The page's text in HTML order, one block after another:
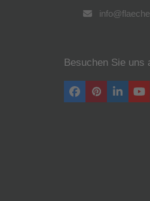
Besuchen Sie uns
Facebook
Pinterest